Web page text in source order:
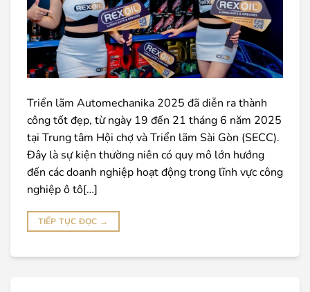
Triển lãm Automechanika 2025 đã diễn ra thành
công tốt đẹp, từ ngày 19 đến 21 tháng 6 năm 2025
tại Trung tâm Hội chợ và Triển lãm Sài Gòn (SECC).
Đây là sự kiện thường niên có quy mô lớn hướng
đến các doanh nghiệp hoạt động trong lĩnh vực công
nghiệp ô tô[…]
TIẾP TỤC ĐỌC →